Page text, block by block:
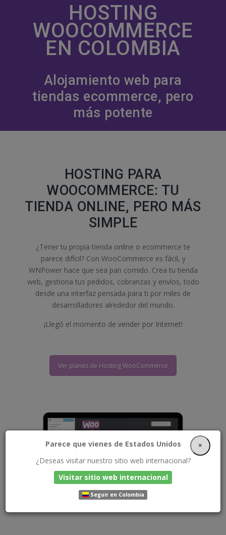
HOSTING
WOOCOMMERCE
EN COLOMBIA
Alojamiento web para
tiendas ecommerce, pero
más potente
HOSTING PARA
WOOCOMMERCE: TU
TIENDA ONLINE, PERO MÁS
SIMPLE
¿Tener tu propia tienda online o ecommerce te
parece difícil? Con WooCommerce es fácil, y
WNPower hace que sea pan comido. Crea tu tienda
web, gestiona tus pedidos, cobranzas y envíos, todo
desde una interfaz pensada para ti por miles de
desarrolladores alrededor del mundo.
¡Llegó el momento de vender por Internet!
Ver planes de Hosting WooCommerce
Parece que vienes de Estados Unidos
¿Deseas visitar nuestro sitio web internacional?
Visitar sitio web internacional
Seguir en Colombia
×